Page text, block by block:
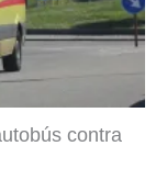
contra